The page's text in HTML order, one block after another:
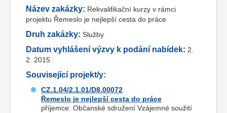
Název zakázky: Rekvalifikační kurzy v rámci
projektu Řemeslo je nejlepší cesta do práce
Druh zakázky: Služby
Datum vyhlášení výzvy k podání nabídek: 2.
2. 2015
Související projekt/y:
CZ.1.04/2.1.01/D8.00072
Řemeslo je nejlepší cesta do práce
příjemce: Občanské sdružení Vzájemné soužití